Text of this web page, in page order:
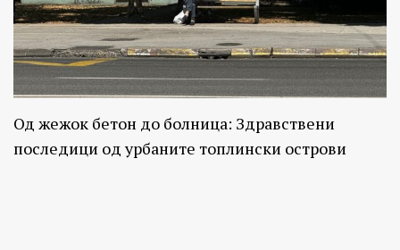
Од жежок бетон до болница: Здравствени
последици од урбаните топлински острови